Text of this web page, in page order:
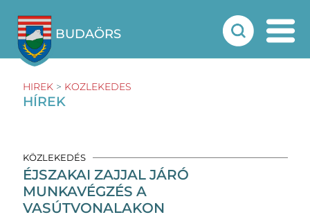
BUDAÖRS
HIREK > KOZLEKEDES
HÍREK
KÖZLEKEDÉS
ÉJSZAKAI ZAJJAL JÁRÓ
MUNKAVÉGZÉS A
VASÚTVONALAKON